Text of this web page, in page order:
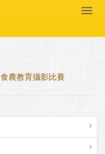
食農教育攝影比賽